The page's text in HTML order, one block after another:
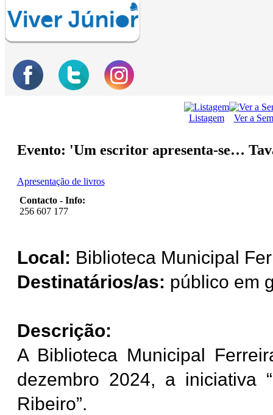
Listagem Ver a
Evento: 'Um escritor apresenta-se…
Apresentação de livros
Contacto - Info:
256 607 177
Local: Biblioteca Municipal
Destinatários/as: público em
Descrição:
A Biblioteca Municipal
dezembro 2024, a iniciativa
Ribeiro”.